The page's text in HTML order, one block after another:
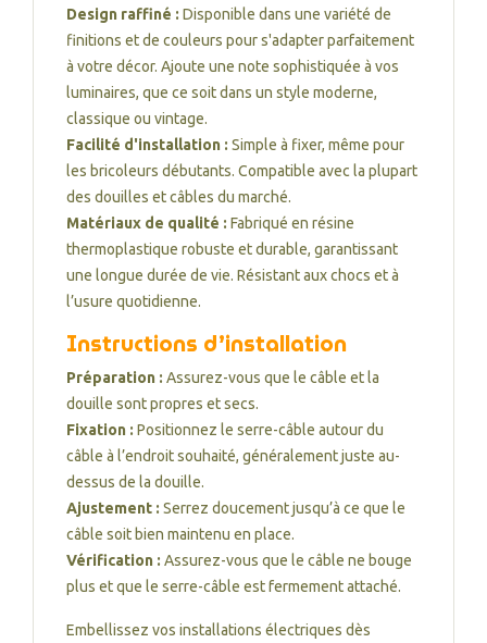
Design raffiné : Disponible dans une variété de
finitions et de couleurs pour s'adapter parfaitement
à votre décor. Ajoute une note sophistiquée à vos
luminaires, que ce soit dans un style moderne,
classique ou vintage.
Facilité d'installation : Simple à fixer, même pour
les bricoleurs débutants. Compatible avec la plupart
des douilles et câbles du marché.
Matériaux de qualité : Fabriqué en résine
thermoplastique robuste et durable, garantissant
une longue durée de vie. Résistant aux chocs et à
l’usure quotidienne.
Instructions d’installation
Préparation : Assurez-vous que le câble et la
douille sont propres et secs.
Fixation : Positionnez le serre-câble autour du
câble à l’endroit souhaité, généralement juste au-
dessus de la douille.
Ajustement : Serrez doucement jusqu’à ce que le
câble soit bien maintenu en place.
Vérification : Assurez-vous que le câble ne bouge
plus et que le serre-câble est fermement attaché.
Embellissez vos installations électriques dès